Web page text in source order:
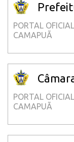
PORTAL
CAMAPUÃ
PORTAL
CAMAPUÃ